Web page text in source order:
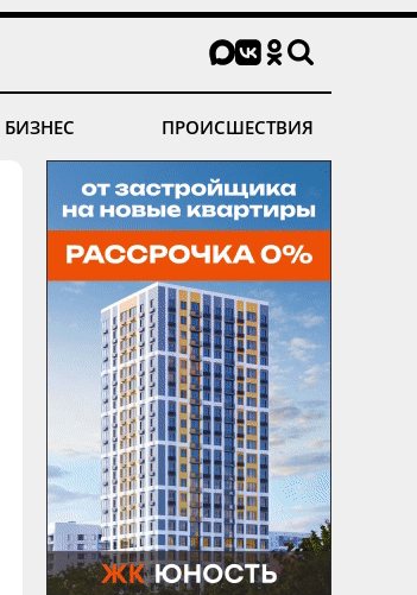
БИЗНЕС ПРОИСШЕСТВИЯ